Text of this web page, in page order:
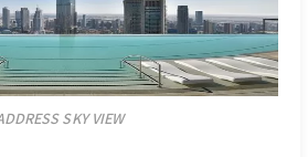
SKY VIEW